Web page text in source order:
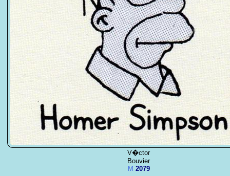
V�ctor
Bouvier
M 2079